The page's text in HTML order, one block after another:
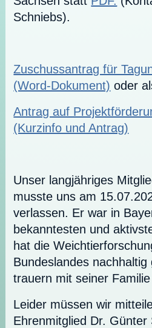
Schniebs).
Zuschussantrag für
(Word-Dokument) oder
Antrag auf
(Kurzinfo und Antrag)
Unser langjähriges
musste uns am
verlassen. Er war in
bekanntesten und
hat die
Bundeslandes
trauern mit seiner
Leider müssen wir
Ehrenmitglied Dr. Günter